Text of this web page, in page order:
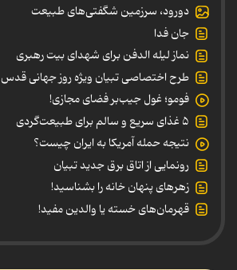
دورود، سرزمین شگفتی‌های طبیعت
جان فدا
نماز لیله الدفن برای شهدای بیت رهبری
طرح اختصاصی تبیان ویژه روز جهانی قدس
فومو؛ غول جیب‌بر فضای مجازی!
۵ غذای سریع و سالم برای طبیعت‌گردی
نتیجه حمله آمریکا به ایران چیست؟
رونمایی از اتاق برق جدید تبیان
زهرهای پنهان خانه را بشناسید!
قهرمان‌های خسته یا والدین مفید!